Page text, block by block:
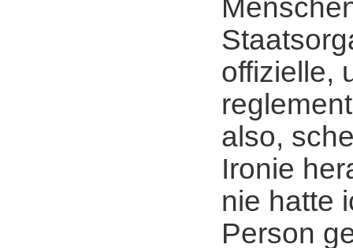
offizielle,
also,
Ironie
nie hatte
Person